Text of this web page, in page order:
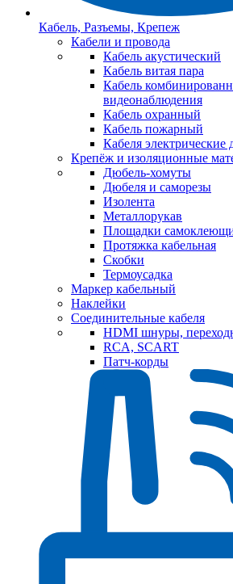
Кабель, Разъемы, Крепеж
Кабели и провода
Кабель акустический
Кабель витая пара
Кабель
видеонаблюдения
Кабель охранный
Кабель пожарный
Кабеля
Крепёж и изоляционные
Дюбель-хомуты
Дюбеля и саморезы
Изолента
Металлорукав
Площадки
Протяжка кабельная
Скобки
Термоусадка
Маркер кабельный
Наклейки
Соединительные кабеля
HDMI шнуры,
RCA, SCART
Патч-корды